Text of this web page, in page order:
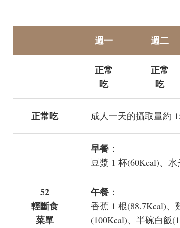
週一 週二
正常
吃
正常
吃
正常吃 成人一天的攝取量約
52
輕斷食
菜單
早餐 ：
豆漿 1 杯(60Kcal)、
午餐 ：
香蕉 1 根(88.7Kcal)、
(100Kcal)、半碗白飯